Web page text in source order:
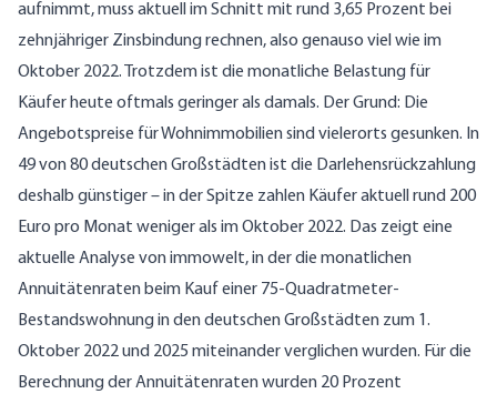
aufnimmt, muss aktuell im Schnitt mit rund 3,65 Prozent bei
zehnjähriger Zinsbindung rechnen, also genauso viel wie im
Oktober 2022. Trotzdem ist die monatliche Belastung für
Käufer heute oftmals geringer als damals. Der Grund: Die
Angebotspreise für Wohnimmobilien sind vielerorts gesunken. In
49 von 80 deutschen Großstädten ist die Darlehensrückzahlung
deshalb günstiger – in der Spitze zahlen Käufer aktuell rund 200
Euro pro Monat weniger als im Oktober 2022. Das zeigt eine
aktuelle Analyse von immowelt, in der die monatlichen
Annuitätenraten beim Kauf einer 75-Quadratmeter-
Bestandswohnung in den deutschen Großstädten zum 1.
Oktober 2022 und 2025 miteinander verglichen wurden. Für die
Berechnung der Annuitätenraten wurden 20 Prozent